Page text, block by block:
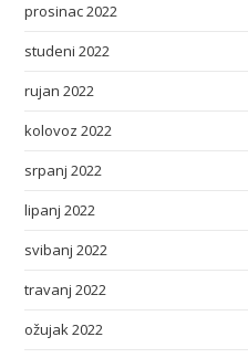
prosinac 2022
studeni 2022
rujan 2022
kolovoz 2022
srpanj 2022
lipanj 2022
svibanj 2022
travanj 2022
ožujak 2022